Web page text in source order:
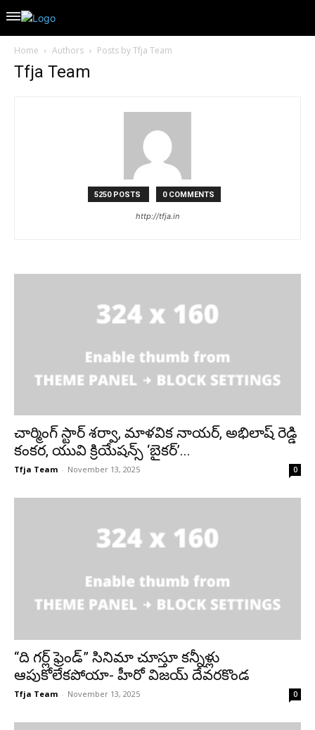
Home Authors Posts by Tfja Team
Tfja Team
5250 POSTS 0 COMMENTS
http://tfja.in
చార్మింగ్ స్టార్ శర్వా, మాళవిక నాయర్, అభిలాష్ రెడ్డి
కంకర, యువి క్రియేషన్స్ ‘బైకర్’...
Tfja Team - November 13, 2025 0
“ది గర్ల్ ఫ్రెండ్” సినిమా చూస్తూ కన్నీళ్లు
ఆపుకోలేకపోయా- హీరో విజయ్ దేవరకొండ
Tfja Team - November 13, 2025 0